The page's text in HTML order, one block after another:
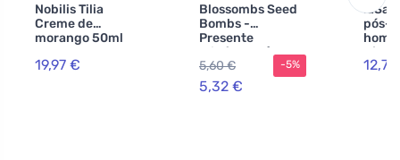
Nobilis Tilia
Creme de
morango 50ml
19,97 €
Blossombs Seed
Bombs -
Presente
minúsculo (3
peças) - presente
original e prático
num só
5,60 €
5,32 €
-5%
pós-
ml)